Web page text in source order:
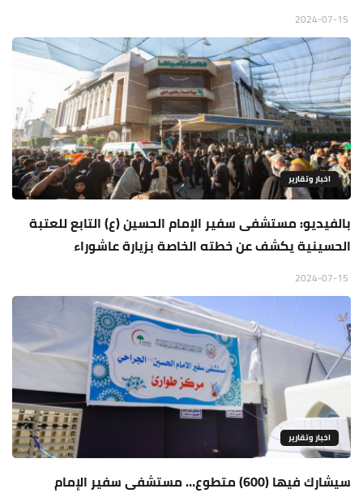
اخبار وتقارير
بالفيديو: مستشفى سفير الإمام الحسين (ع) التابع للعتبة
الحسينية يكشف عن خطته الخاصة بزيارة عاشوراء
اخبار وتقارير
سيشارك فيها (600) متطوع… مستشفى سفير الإمام